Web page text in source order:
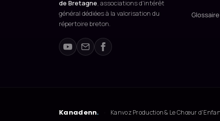
de Bretagne, associations d'intérêt
général dédiées à la valorisation du
répertoire breton.
Glossaire
Kanadenn. · Kanvoz Production & Le Chœur